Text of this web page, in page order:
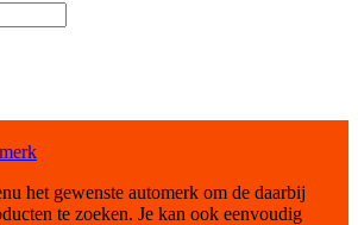
het gewenste automerk om de daarbij
te zoeken. Je kan ook eenvoudig